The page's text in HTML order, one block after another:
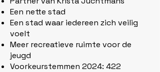
Een nette stad
Een stad waar iedereen zich veilig
voelt
Meer recreatieve ruimte voor de
jeugd
Voorkeurstemmen 2024: 422